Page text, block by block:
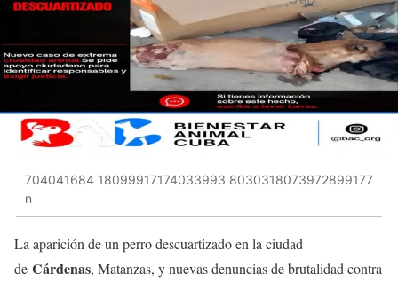
704041684 18099917174033993 8030318073972899177
n
La aparición de un perro descuartizado en la ciudad
de Cárdenas, Matanzas, y nuevas denuncias de brutalidad contra